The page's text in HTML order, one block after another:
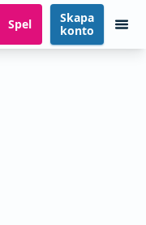
Spel
Skapa
konto